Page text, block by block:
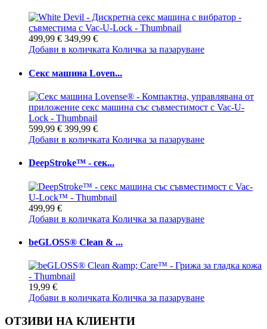
499,99 € 349,99 €
Добави в количката Количка за пазаруване
Секс машина Loven...
599,99 € 399,99 €
Добави в количката Количка за пазаруване
DeepStroke™ - сек...
499,99 €
Добави в количката Количка за пазаруване
beGLOSS® Clean & ...
19,99 €
Добави в количката Количка за пазаруване
ОТЗИВИ НА КЛИЕНТИ